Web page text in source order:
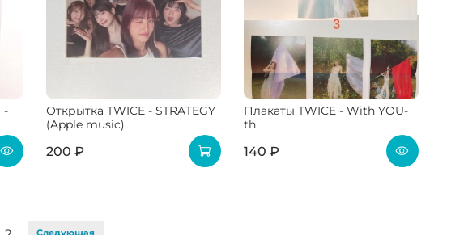
-
Открытка TWICE - STRATEGY
(Apple music)
200 ₽
Плакаты TWICE - With YOU-
th
140 ₽